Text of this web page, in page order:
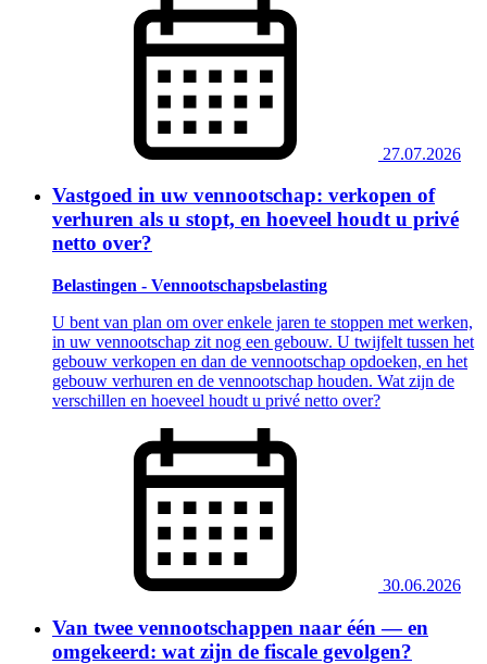
27.07.2026
Vastgoed in uw vennootschap: verkopen of
verhuren als u stopt, en hoeveel houdt u privé
netto over?
Belastingen - Vennootschapsbelasting
U bent van plan om over enkele jaren te stoppen met werken,
in uw vennootschap zit nog een gebouw. U twijfelt tussen het
gebouw verkopen en dan de vennootschap opdoeken, en het
gebouw verhuren en de vennootschap houden. Wat zijn de
verschillen en hoeveel houdt u privé netto over?
30.06.2026
Van twee vennootschappen naar één — en
omgekeerd: wat zijn de fiscale gevolgen?